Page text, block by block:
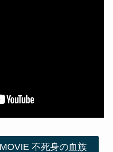
不死身の血族